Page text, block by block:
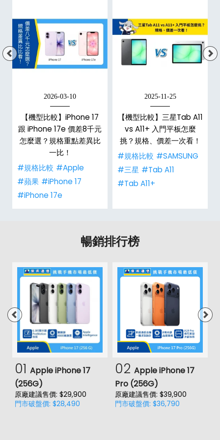
2026-03-10
【機型比較】iPhone 17
跟 iPhone 17e 價差8千元
怎麼選？規格重點差異比
一比！
#規格比較 #Apple
#蘋果 #iPhone 17
#iPhone 17e
2025-11-25
【機型比較】三星Tab A11
vs A11+ 入門平板怎麼
挑？規格、價差一次看！
#規格比較 #SAMSUNG
#三星 #Tab A11
#Tab A11+
暢銷排行榜
01 Apple iPhone 17
(256G)
原廠建議售價: $29,900
門市破盤價: $28,490
02 Apple iPhone 17
Pro (256G)
原廠建議售價: $39,900
門市破盤價: $36,790